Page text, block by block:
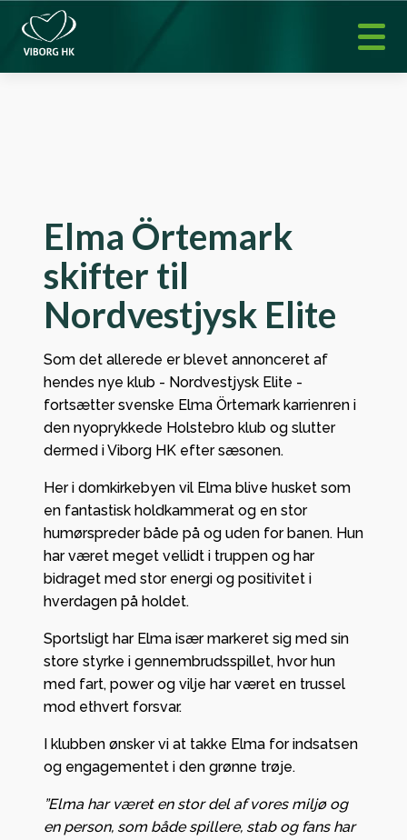
Elma Örtemark
skifter til
Nordvestjysk Elite
Som det allerede er blevet annonceret af
hendes nye klub - Nordvestjysk Elite -
fortsætter svenske Elma Örtemark karrienren i
den nyoprykkede Holstebro klub og slutter
dermed i Viborg HK efter sæsonen.
Her i domkirkebyen vil Elma blive husket som
en fantastisk holdkammerat og en stor
humørspreder både på og uden for banen. Hun
har været meget vellidt i truppen og har
bidraget med stor energi og positivitet i
hverdagen på holdet.
Sportsligt har Elma især markeret sig med sin
store styrke i gennembrudsspillet, hvor hun
med fart, power og vilje har været en trussel
mod ethvert forsvar.
I klubben ønsker vi at takke Elma for indsatsen
og engagementet i den grønne trøje.
”Elma har været en stor del af vores miljø og
en person, som både spillere, stab og fans har